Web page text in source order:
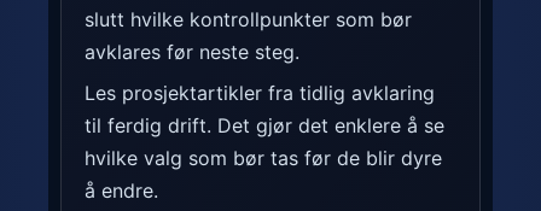
slutt hvilke kontrollpunkter som bør
avklares før neste steg.
Les prosjektartikler fra tidlig avklaring
til ferdig drift. Det gjør det enklere å se
hvilke valg som bør tas før de blir dyre
å endre.